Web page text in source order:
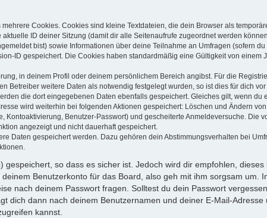
Cookies. Cookies sind kleine Textdateien, die dein Browser als
ID deiner Sitzung (damit dir alle Seitenaufrufe zugeordnet werden
bist) sowie Informationen über deine Teilnahme an Umfragen (sofern
ID gespeichert. Die Cookies haben standardmäßig eine Gültigkeit von einem
in deinem Profil oder deinem persönlichem Bereich angibst. Für die
Betreiber weitere Daten als notwendig festgelegt wurden, so ist dies für dich
die dort eingegebenen Daten ebenfalls gespeichert. Gleiches gilt, wenn du
wird weiterhin bei folgenden Aktionen gespeichert: Löschen und Ändern
Kontoaktivierung, Benutzer-Passwort) und gescheiterte Anmeldeversuche. Die
angezeigt und nicht dauerhaft gespeichert.
Daten gespeichert werden. Dazu gehören dein Abstimmungsverhalten bei
so dass es sicher ist. Jedoch wird dir empfohlen,
Benutzerkonto für das Board, also geh mit ihm sorgsam um.
nach deinem Passwort fragen. Solltest du dein Passwort
dich dann nach deinem Benutzernamen und deiner E-Mail-
kannst.